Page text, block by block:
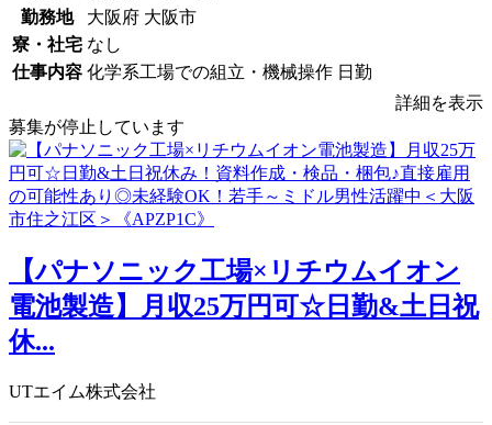
勤務地
大阪府 大阪市
寮・社宅 なし
仕事内容 化学系工場での組立・機械操作 日勤
詳細を表示
募集が停止しています
【パナソニック工場×リチウムイオン
電池製造】月収25万円可☆日勤&土日祝
休...
UTエイム株式会社